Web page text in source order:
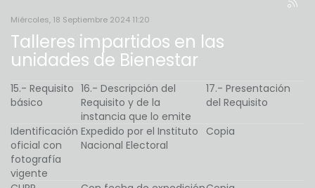
Miércoles, 18 Septiembre 2024 11:20
Talleres impartidos en las
unidades de Bienestar
15.- Requisito
básico
16.- Descripción del
Requisito y de la
instancia que lo emite
17.- Presentación
del Requisito
Identificación
oficial con
fotografía
vigente
Expedido por el Instituto
Nacional Electoral
Copia